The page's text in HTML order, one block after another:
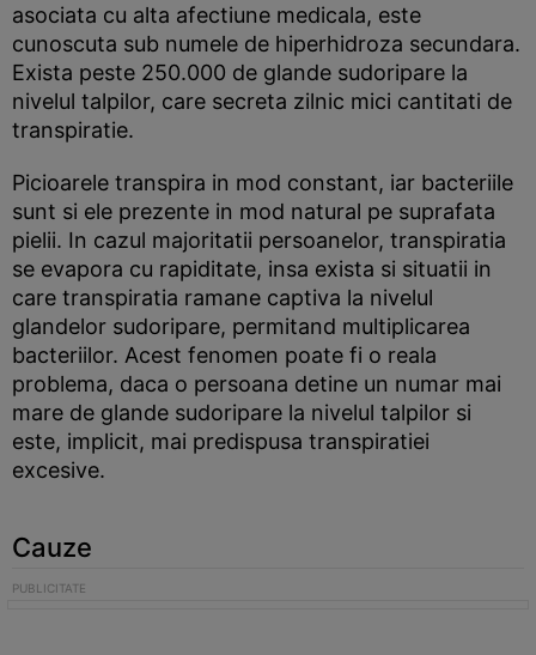
asociata cu alta afectiune medicala, este
cunoscuta sub numele de hiperhidroza secundara.
Exista peste 250.000 de glande sudoripare la
nivelul talpilor, care secreta zilnic mici cantitati de
transpiratie.
Picioarele transpira in mod constant, iar bacteriile
sunt si ele prezente in mod natural pe suprafata
pielii. In cazul majoritatii persoanelor, transpiratia
se evapora cu rapiditate, insa exista si situatii in
care transpiratia ramane captiva la nivelul
glandelor sudoripare, permitand multiplicarea
bacteriilor. Acest fenomen poate fi o reala
problema, daca o persoana detine un numar mai
mare de glande sudoripare la nivelul talpilor si
este, implicit, mai predispusa transpiratiei
excesive.
Cauze